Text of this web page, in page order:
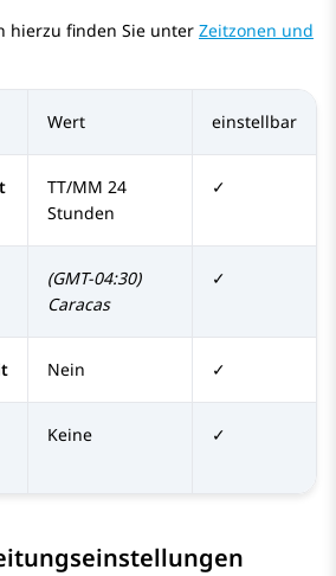
hierzu finden Sie unter Zeitzonen und
Wert einstellbar
TT/MM 24
Stunden
✓
(GMT-04:30)
Caracas
✓
Nein ✓
Keine ✓